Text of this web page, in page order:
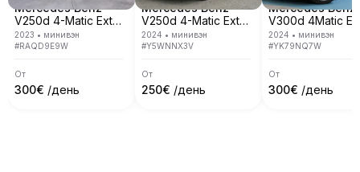
Mercedes Benz
V250d 4-Matic Extra Long
2023 • минивэн
#RAQD9E9W
От
300€ /день
Mercedes Benz
V250d 4-Matic Extra Long
2024 • минивэн
#Y5WNNX3V
От
250€ /день
Mercedes Benz
2024 • минивэн
#YK79NQ7W
От
300€ /день